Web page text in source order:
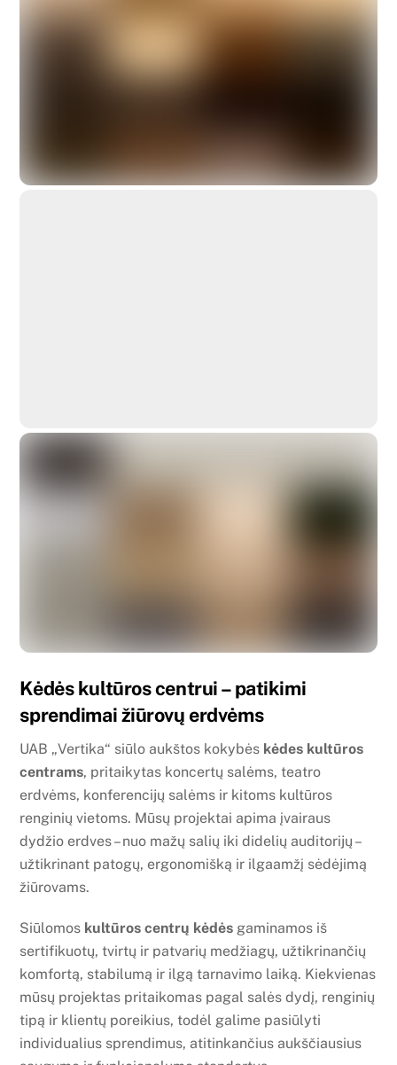
Ignalinos Kultūros Centras
Biržų Kultūros Centras
Švenčionių Kultūros Centras
Kėdės kultūros centrui – patikimi
sprendimai žiūrovų erdvėms
UAB „Vertika“ siūlo aukštos kokybės kėdes kultūros
centrams, pritaikytas koncertų salėms, teatro
erdvėms, konferencijų salėms ir kitoms kultūros
renginių vietoms. Mūsų projektai apima įvairaus
dydžio erdves – nuo mažų salių iki didelių auditorijų –
užtikrinant patogų, ergonomišką ir ilgaamžį sėdėjimą
žiūrovams.
Siūlomos kultūros centrų kėdės gaminamos iš
sertifikuotų, tvirtų ir patvarių medžiagų, užtikrinančių
komfortą, stabilumą ir ilgą tarnavimo laiką. Kiekvienas
mūsų projektas pritaikomas pagal salės dydį, renginių
tipą ir klientų poreikius, todėl galime pasiūlyti
individualius sprendimus, atitinkančius aukščiausius